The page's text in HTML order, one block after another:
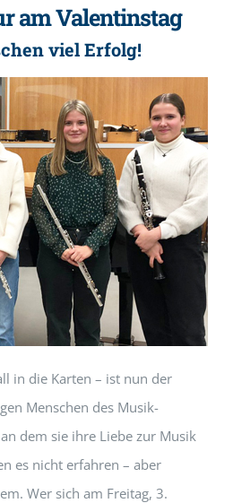
am Valentinstag
viel Erfolg!
in die Karten – ist nun der
Menschen des Musik-
dem sie ihre Liebe zur Musik
es nicht erfahren – aber
Wer sich am Freitag, 3.